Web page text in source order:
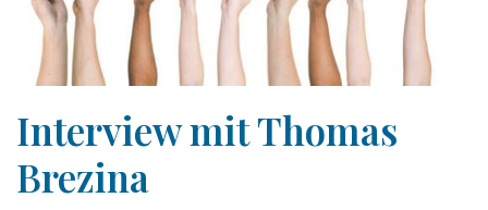
Interview mit Thomas
Brezina